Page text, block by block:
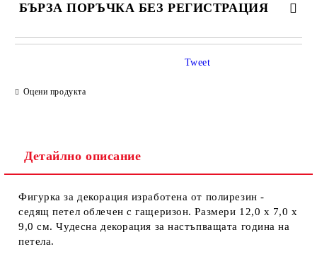
БЪРЗА ПОРЪЧКА БЕЗ РЕГИСТРАЦИЯ
Оцени продукта
Tweet
Детайлно описание
Фигурка за декорация изработена от полирезин -
седящ петел облечен с гащеризон. Размери 12,0 х 7,0 х
9,0 см. Чудесна декорация за настъпващата година на
петела.